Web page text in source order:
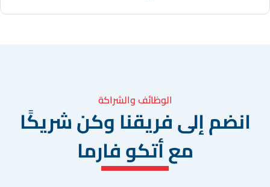
الوظائف والشراكة
انضم إلى فريقنا وكن شريكًا
مع أتكو فارما